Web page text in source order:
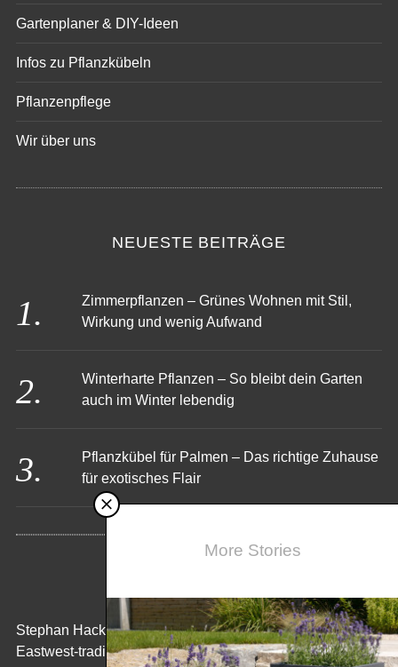
Zimmerpflanzen – Grünes Wohnen mit Stil,
Winterharte Pflanzen – So bleibt dein Garten
Pflanzkübel für Palmen – Das richtige Zuhause
für exotisches Flair
KONTAKT
Stephan Hack